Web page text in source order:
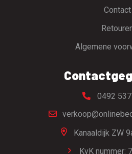
Contact
Algemene
0492
Kanaaldijk ZW
KvK nummer: